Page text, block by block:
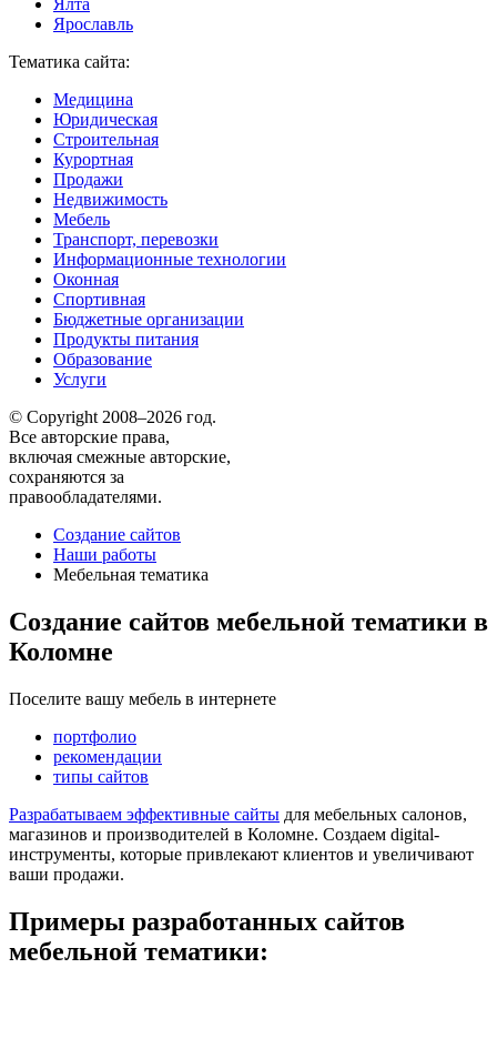
Ялта
Ярославль
Тематика сайта:
Медицина
Юридическая
Строительная
Курортная
Продажи
Недвижимость
Мебель
Транспорт, перевозки
Информационные технологии
Оконная
Спортивная
Бюджетные организации
Продукты питания
Образование
Услуги
© Copyright 2008–2026 год.
Все авторские права,
включая смежные авторские,
сохраняются за
правообладателями.
Создание сайтов
Наши работы
Мебельная тематика
Создание сайтов мебельной тематики в
Коломне
Поселите вашу мебель в интернете
портфолио
рекомендации
типы сайтов
Разрабатываем эффективные сайты для мебельных салонов,
магазинов и производителей в Коломне. Создаем digital-
инструменты, которые привлекают клиентов и увеличивают
ваши продажи.
Примеры разработанных сайтов
мебельной тематики: